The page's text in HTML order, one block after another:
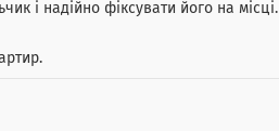
і надійно фіксувати його на місці.